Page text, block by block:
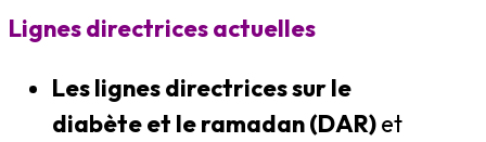
Lignes directrices actuelles
Les lignes directrices sur le
diabète et le ramadan (DAR)et